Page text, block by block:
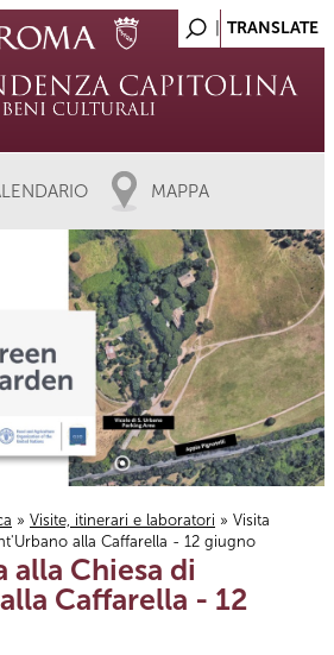
MAPPA
» Visite, itinerari e laboratori » Visita
alla Caffarella - 12 giugno
alla Chiesa di
Caffarella - 12